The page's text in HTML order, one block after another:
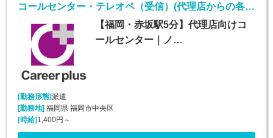
コールセンター・テレオペ（受信）(代理店からの各種問合せ電話対応業務)
【福岡・赤坂駅5分】代理店向けコ
ールセンター｜ノ…
[勤務形態]派遣
[勤務地] 福岡県 福岡市中央区
[時給] 1,400円～